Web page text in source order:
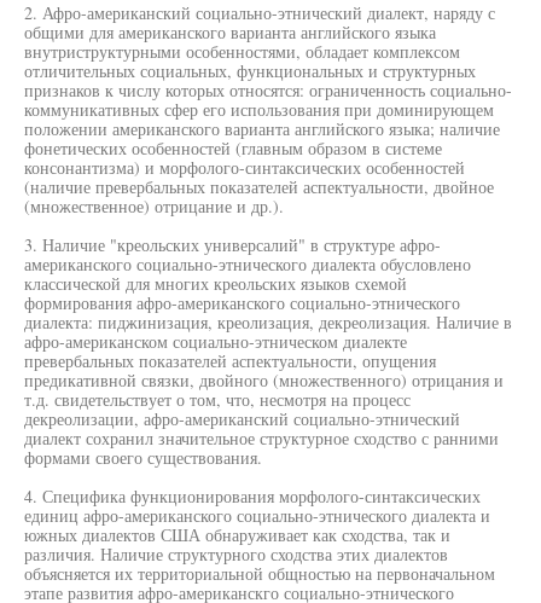
2. Афро-американский социально-этнический диалект, наряду с
общими для американского варианта английского языка
внутриструктурными особенностями, обладает комплексом
отличительных социальных, функциональных и структурных
признаков к числу которых относятся: ограниченность социально-
коммуникативных сфер его использования при доминирующем
положении американского варианта английского языка; наличие
фонетических особенностей (главным образом в системе
консонантизма) и морфолого-синтаксических особенностей
(наличие превербальных показателей аспектуальности, двойное
(множественное) отрицание и др.).
3. Наличие "креольских универсалий" в структуре афро-
американского социально-этнического диалекта обусловлено
классической для многих креольских языков схемой
формирования афро-американского социально-этнического
диалекта: пиджинизация, креолизация, декреолизация. Наличие в
афро-американском социально-этническом диалекте
превербальных показателей аспектуальности, опущения
предикативной связки, двойного (множественного) отрицания и
т.д. свидетельствует о том, что, несмотря на процесс
декреолизации, афро-американский социально-этнический
диалект сохранил значительное структурное сходство с ранними
формами своего существования.
4. Специфика функционирования морфолого-синтаксических
единиц афро-американского социально-этнического диалекта и
южных диалектов США обнаруживает как сходства, так и
различия. Наличие структурного сходства этих диалектов
объясняется их территориальной общностью на первоначальном
этапе развития афро-американскго социально-этнического